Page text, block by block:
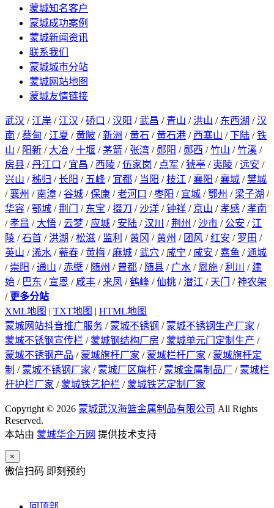
蒙城知名客户
蒙城成功案例
蒙城新闻资讯
联系我们
蒙城城市分站
蒙城网站地图
蒙城友情链接
武汉 / 江岸 / 江汉 /硚口 /汉阳 /武昌 / 青山 / 洪山 / 东西湖 /汉
南 /蔡甸 / 江夏 /黄陂 /新洲 /黄石 /黄石港 / 西塞山 /下陆 /铁
山 / 阳新 / 大冶 /十堰 /茅箭 / 张湾 / 郧阳 / 郧西 /竹山 /竹溪 /
房县 /丹江口 / 宜昌 / 西陵 /伍家岗 / 点军 /猇亭 / 夷陵 /远安 /
兴山 /秭归 /长阳 / 五峰 / 宜都 / 当阳 /枝江 /襄阳 /襄城 /樊城
/襄州 / 南漳 /谷城 /保康 /老河口 /枣阳 / 宜城 /鄂州 / 梁子湖 /
华容 /鄂城 /荆门 / 东宝 /掇刀 /沙洋 /钟祥 / 京山 /孝感 /孝南
/孝昌 / 大悟 /云梦 / 应城 / 安陆 /汉川 /荆州 /沙市 / 公安 / 江
陵 /石首 / 洪湖 /松滋 / 监利 /黄冈 /黄州 / 团风 /红安 / 罗田 /
英山 /浠水 /蕲春 /黄梅 / 麻城 /武穴 / 咸宁 / 咸安 / 嘉鱼 /通城
/ 崇阳 /通山 /赤壁 / 随州 / 曾都 / 随县 / 广水 / 恩施 /利川 / 建
始 / 巴东 / 宣恩 / 咸丰 / 来凤 /鹤峰 /仙桃 /潜江 / 天门 /神农架
/ 更多分站
XML地图 | TXT地图 | HTML地图
蒙城网站抖音推广服务 / 蒙城不锈钢 / 蒙城不锈钢生产厂家 /
蒙城不锈钢宣传栏 / 蒙城钢结构厂房 / 蒙城单元门定制生产 /
蒙城不锈钢产品 / 蒙城旗杆厂家 / 蒙城栏杆厂家 / 蒙城旗杆定
制 / 蒙城不锈钢厂家 / 蒙城厂区旗杆 / 蒙城金属制品厂 / 蒙城栏
杆护栏厂家 / 蒙城铁艺护栏 / 蒙城铁艺定制厂家
Copyright © 2026 蒙城武汉海篮金属制品有限公司 All Rights
Reserved.
本站由 蒙城华企万网 提供技术支持
×
微信扫码 即刻预约